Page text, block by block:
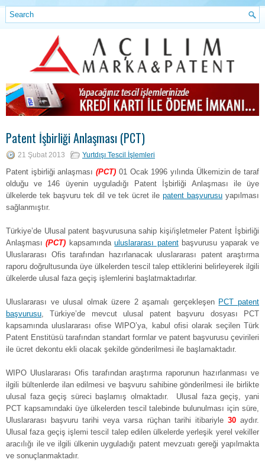
Patent İşbirliği Anlaşması (PCT)
21 Şubat 2013 Yurtdışı Tescil İşlemleri
Patent işbirliği anlaşması(PCT) 01 Ocak 1996 yılında Ülkemizin de taraf
olduğu ve 146 üyenin uyguladığı Patent İşbirliği Anlaşması ile üye
ülkelerde tek başvuru tek dil ve tek ücret ilepatent başvurusu yapılması
sağlanmıştır.
Türkiye’de Ulusal patent başvurusuna sahip kişi/işletmeler Patent İşbirliği
Anlaşması(PCT) kapsamındauluslararası patentbaşvurusu yaparak ve
Uluslararası Ofis tarafından hazırlanacak uluslararası patent araştırma
raporu doğrultusunda üye ülkelerden tescil talep ettiklerini belirleyerek ilgili
ülkelerde ulusal faza geçiş işlemlerini başlatmaktadırlar.
Uluslararası ve ulusal olmak üzere 2 aşamalı gerçekleşen PCT patent
başvurusu , Türkiye’de mevcut ulusal patent başvuru dosyası PCT
kapsamında uluslararası ofise WIPO’ya, kabul ofisi olarak seçilen Türk
Patent Enstitüsü tarafından standart formlar ve patent başvurusu çevirileri
ile ücret dekontu ekli olacak şekilde gönderilmesi ile başlamaktadır.
WIPO Uluslararası Ofis tarafından araştırma raporunun hazırlanması ve
ilgili bültenlerde ilan edilmesi ve başvuru sahibine gönderilmesi ile birlikte
ulusal faza geçiş süreci başlamış olmaktadır. Ulusal faza geçiş, yani
PCT kapsamındaki üye ülkelerden tescil talebinde bulunulması için süre,
Uluslararası başvuru tarihi veya varsa rüçhan tarihi itibariyle 30aydır.
Ulusal faza geçiş işlemi tescil talep edilen ülkelerde yerleşik yerel vekiller
aracılığı ile ve ilgili ülkenin uyguladığı patent mevzuatı gereği yapılmakta
ve sonuçlanmaktadır.